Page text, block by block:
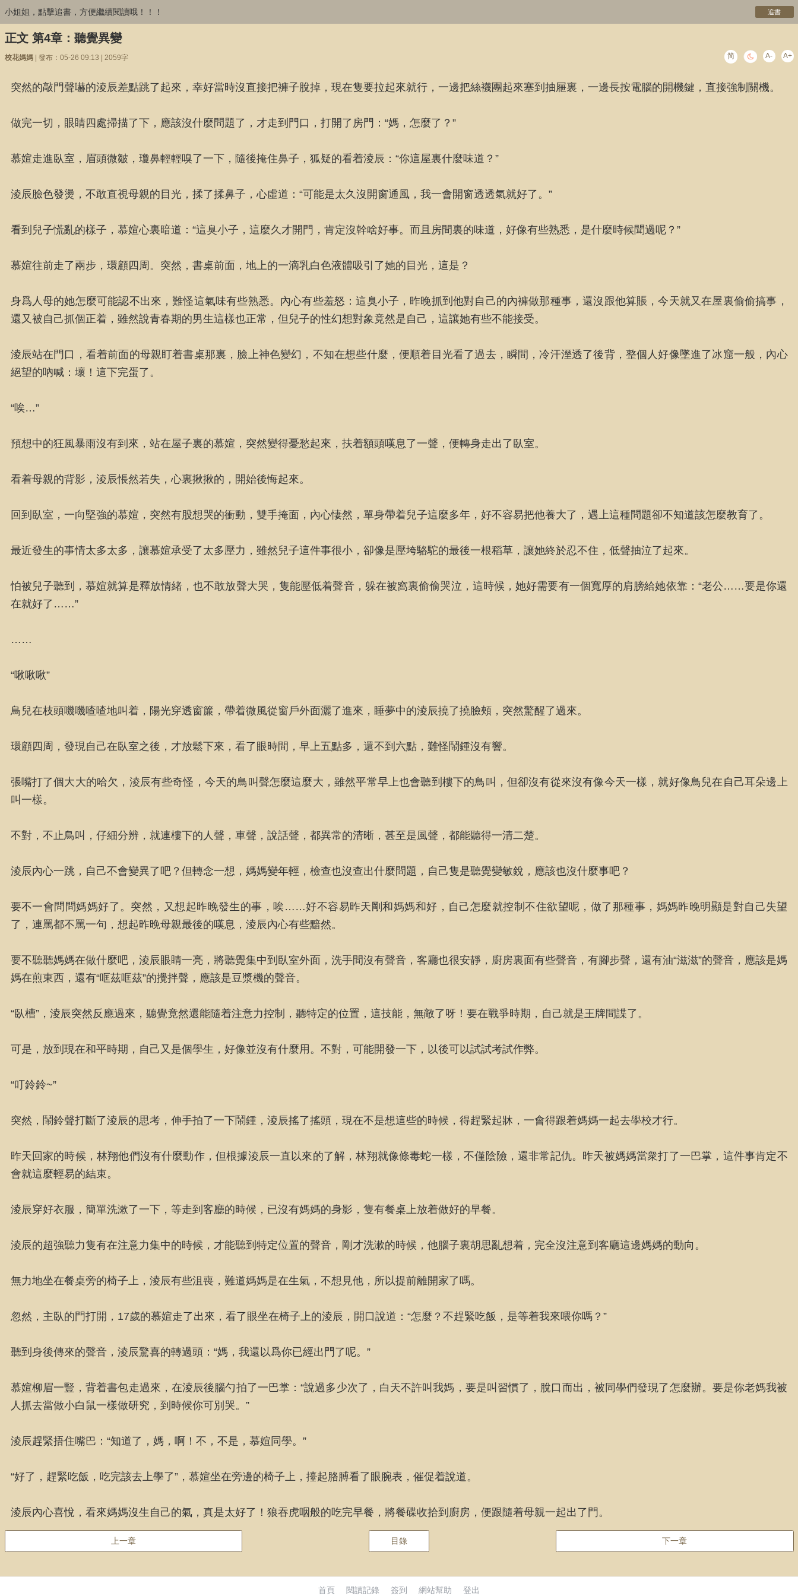
小姐姐，點擊追書，方便繼續閱讀哦！！！ 追書
正文 第4章：聽覺異變
校花媽媽| 發布：05-26 09:13 | 2059字 简 A- A+
突然的敲門聲嚇的淩辰差點跳了起來，幸好當時沒直接把褲子脫掉，現在隻要拉起來就行，一邊把絲襪團起來塞到抽屜裏，一邊長按電腦的開機鍵，直接強制關機。
做完一切，眼睛四處掃描了下，應該沒什麼問題了，才走到門口，打開了房門：“媽，怎麼了？”
慕媗走進臥室，眉頭微皺，瓊鼻輕輕嗅了一下，隨後掩住鼻子，狐疑的看着淩辰：“你這屋裏什麼味道？”
淩辰臉色發燙，不敢直視母親的目光，揉了揉鼻子，心虛道：“可能是太久沒開窗通風，我一會開窗透透氣就好了。”
看到兒子慌亂的樣子，慕媗心裏暗道：“這臭小子，這麼久才開門，肯定沒幹啥好事。而且房間裏的味道，好像有些熟悉，是什麼時候聞過呢？”
慕媗往前走了兩步，環顧四周。突然，書桌前面，地上的一滴乳白色液體吸引了她的目光，這是？
身爲人母的她怎麼可能認不出來，難怪這氣味有些熟悉。內心有些羞怒：這臭小子，昨晚抓到他對自己的內褲做那種事，還沒跟他算賬，今天就又在屋裏偷偷搞事，
還又被自己抓個正着，雖然說青春期的男生這樣也正常，但兒子的性幻想對象竟然是自己，這讓她有些不能接受。
淩辰站在門口，看着前面的母親盯着書桌那裏，臉上神色變幻，不知在想些什麼，便順着目光看了過去，瞬間，冷汗溼透了後背，整個人好像墜進了冰窟一般，內心
絕望的吶喊：壞！這下完蛋了。
“唉…”
預想中的狂風暴雨沒有到來，站在屋子裏的慕媗，突然變得憂愁起來，扶着額頭嘆息了一聲，便轉身走出了臥室。
看着母親的背影，淩辰悵然若失，心裏揪揪的，開始後悔起來。
回到臥室，一向堅強的慕媗，突然有股想哭的衝動，雙手掩面，內心悽然，單身帶着兒子這麼多年，好不容易把他養大了，遇上這種問題卻不知道該怎麼教育了。
最近發生的事情太多太多，讓慕媗承受了太多壓力，雖然兒子這件事很小，卻像是壓垮駱駝的最後一根稻草，讓她終於忍不住，低聲抽泣了起來。
怕被兒子聽到，慕媗就算是釋放情緒，也不敢放聲大哭，隻能壓低着聲音，躲在被窩裏偷偷哭泣，這時候，她好需要有一個寬厚的肩膀給她依靠：“老公……要是你還
在就好了……”
……
“啾啾啾”
鳥兒在枝頭嘰嘰喳喳地叫着，陽光穿透窗簾，帶着微風從窗戶外面灑了進來，睡夢中的淩辰撓了撓臉頰，突然驚醒了過來。
環顧四周，發現自己在臥室之後，才放鬆下來，看了眼時間，早上五點多，還不到六點，難怪鬧鍾沒有響。
張嘴打了個大大的哈欠，淩辰有些奇怪，今天的鳥叫聲怎麼這麼大，雖然平常早上也會聽到樓下的鳥叫，但卻沒有從來沒有像今天一樣，就好像鳥兒在自己耳朵邊上
叫一樣。
不對，不止鳥叫，仔細分辨，就連樓下的人聲，車聲，說話聲，都異常的清晰，甚至是風聲，都能聽得一清二楚。
淩辰內心一跳，自己不會變異了吧？但轉念一想，媽媽變年輕，檢查也沒查出什麼問題，自己隻是聽覺變敏銳，應該也沒什麼事吧？
要不一會問問媽媽好了。突然，又想起昨晚發生的事，唉……好不容易昨天剛和媽媽和好，自己怎麼就控制不住欲望呢，做了那種事，媽媽昨晚明顯是對自己失望
了，連罵都不罵一句，想起昨晚母親最後的嘆息，淩辰內心有些黯然。
要不聽聽媽媽在做什麼吧，淩辰眼睛一亮，將聽覺集中到臥室外面，洗手間沒有聲音，客廳也很安靜，廚房裏面有些聲音，有腳步聲，還有油“滋滋”的聲音，應該是媽
媽在煎東西，還有“哐茲哐茲”的攪拌聲，應該是豆漿機的聲音。
“臥槽”，淩辰突然反應過來，聽覺竟然還能隨着注意力控制，聽特定的位置，這技能，無敵了呀！要在戰爭時期，自己就是王牌間諜了。
可是，放到現在和平時期，自己又是個學生，好像並沒有什麼用。不對，可能開發一下，以後可以試試考試作弊。
“叮鈴鈴~”
突然，鬧鈴聲打斷了淩辰的思考，伸手拍了一下鬧鍾，淩辰搖了搖頭，現在不是想這些的時候，得趕緊起牀，一會得跟着媽媽一起去學校才行。
昨天回家的時候，林翔他們沒有什麼動作，但根據淩辰一直以來的了解，林翔就像條毒蛇一樣，不僅陰險，還非常記仇。昨天被媽媽當衆打了一巴掌，這件事肯定不
會就這麼輕易的結束。
淩辰穿好衣服，簡單洗漱了一下，等走到客廳的時候，已沒有媽媽的身影，隻有餐桌上放着做好的早餐。
淩辰的超強聽力隻有在注意力集中的時候，才能聽到特定位置的聲音，剛才洗漱的時候，他腦子裏胡思亂想着，完全沒注意到客廳這邊媽媽的動向。
無力地坐在餐桌旁的椅子上，淩辰有些沮喪，難道媽媽是在生氣，不想見他，所以提前離開家了嗎。
忽然，主臥的門打開，17歲的慕媗走了出來，看了眼坐在椅子上的淩辰，開口說道：“怎麼？不趕緊吃飯，是等着我來喂你嗎？”
聽到身後傳來的聲音，淩辰驚喜的轉過頭：“媽，我還以爲你已經出門了呢。”
慕媗柳眉一豎，背着書包走過來，在淩辰後腦勺拍了一巴掌：“說過多少次了，白天不許叫我媽，要是叫習慣了，脫口而出，被同學們發現了怎麼辦。要是你老媽我被
人抓去當做小白鼠一樣做研究，到時候你可別哭。”
淩辰趕緊捂住嘴巴：“知道了，媽，啊！不，不是，慕媗同學。”
“好了，趕緊吃飯，吃完該去上學了”，慕媗坐在旁邊的椅子上，擡起胳膊看了眼腕表，催促着說道。
淩辰內心喜悅，看來媽媽沒生自己的氣，真是太好了！狼吞虎咽般的吃完早餐，將餐碟收拾到廚房，便跟隨着母親一起出了門。
上一章 目錄 下一章
首頁 閱讀記錄 簽到 網站幫助 登出